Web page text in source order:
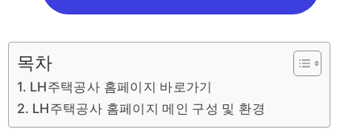
목차
LH주택공사 홈페이지 바로가기
LH주택공사 홈페이지 메인 구성 및 환경